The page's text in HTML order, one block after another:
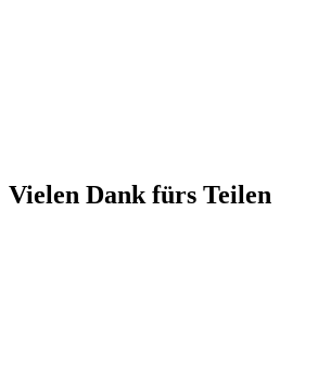
Vielen Dank fürs Teilen